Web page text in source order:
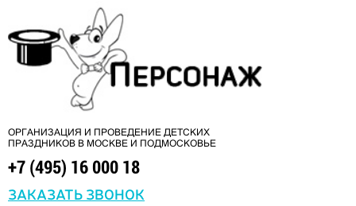
ОРГАНИЗАЦИЯ И ПРОВЕДЕНИЕ ДЕТСКИХ
ПРАЗДНИКОВ В МОСКВЕ И ПОДМОСКОВЬЕ
+7 (495) 16 000 18
ЗАКАЗАТЬ ЗВОНОК